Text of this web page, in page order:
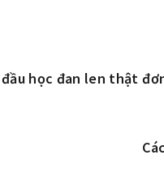
học đan len thật